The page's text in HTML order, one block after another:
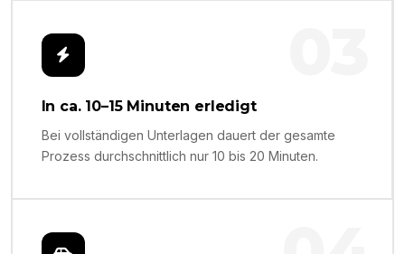
In ca. 10–15 Minuten erledigt
Bei vollständigen Unterlagen dauert der gesamte
Prozess durchschnittlich nur 10 bis 20 Minuten.